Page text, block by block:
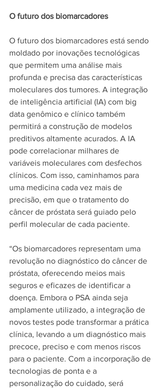
O futuro dos biomarcadores
O futuro dos biomarcadores está sendo
moldado por inovações tecnológicas
que permitem uma análise mais
profunda e precisa das características
moleculares dos tumores. A integração
de inteligência artificial (IA) com big
data genômico e clínico também
permitirá a construção de modelos
preditivos altamente acurados. A IA
pode correlacionar milhares de
variáveis moleculares com desfechos
clínicos. Com isso, caminhamos para
uma medicina cada vez mais de
precisão, em que o tratamento do
câncer de próstata será guiado pelo
perfil molecular de cada paciente.
“Os biomarcadores representam uma
revolução no diagnóstico do câncer de
próstata, oferecendo meios mais
seguros e eficazes de identificar a
doença. Embora o PSA ainda seja
amplamente utilizado, a integração de
novos testes pode transformar a prática
clínica, levando a um diagnóstico mais
precoce, preciso e com menos riscos
para o paciente. Com a incorporação de
tecnologias de ponta e a
personalização do cuidado, será